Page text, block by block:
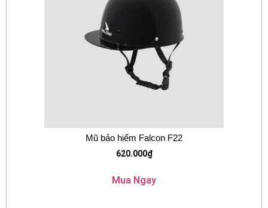
Mũ bảo hiểm Falcon F22
620.000₫
Mua Ngay